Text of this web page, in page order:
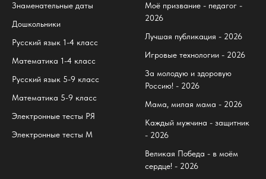
Знаменательные даты
Дошкольники
Русский язык 1-4 класс
Математика 1-4 класс
Русский язык 5-9 класс
Математика 5-9 класс
Электронные тесты РЯ
Электронные тесты М
Моё призвание - педагог -
2026
Лучшая публикация - 2026
Игровые технологии - 2026
За молодую и здоровую
Россию! - 2026
Мама, милая мама - 2026
Каждый мужчина - защитник
- 2026
Великая Победа - в моём
сердце! - 2026